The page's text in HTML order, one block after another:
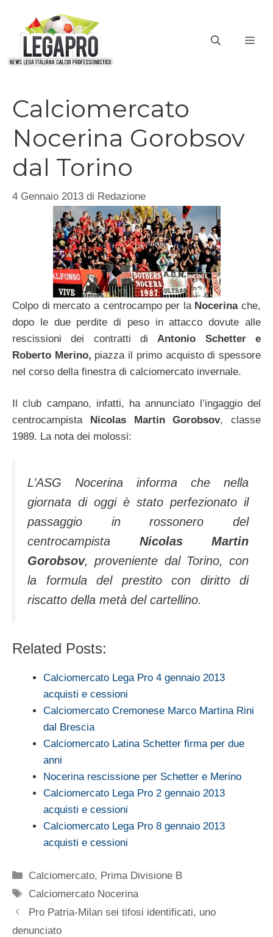
contenuto
Calciomercato
Nocerina Gorobsov
dal Torino
4 Gennaio 2013 di Redazione
Colpo di mercato a centrocampo per la Nocerinache,
dopo le due perdite di peso in attacco dovute alle
rescissioni dei contratti diAntonio Schetter e
Roberto Merino, piazza il primo acquisto di spessore
nel corso della finestra di calciomercato invernale.
Il club campano, infatti, ha annunciato l’ingaggio del
centrocampista
Nicolas Martin Gorobsov, classe
1989. La nota dei molossi:
L’ASG Nocerina informa che nella
giornata di oggi è stato perfezionato il
passaggio in rossonero del
centrocampista Nicolas Martin
Gorobsov, proveniente dal Torino, con
la formula del prestito con diritto di
riscatto della metà del cartellino.
Related Posts:
Calciomercato Lega Pro 4 gennaio 2013
acquisti e cessioni
Calciomercato Cremonese Marco Martina Rini
dal Brescia
Calciomercato Latina Schetter firma per due
anni
Nocerina rescissione per Schetter e Merino
Calciomercato Lega Pro 2 gennaio 2013
acquisti e cessioni
Calciomercato Lega Pro 8 gennaio 2013
acquisti e cessioni
Categorie
Calciomercato, Prima Divisione B
Tag
Calciomercato Nocerina
Pro Patria-Milan sei tifosi identificati, uno
denunciato